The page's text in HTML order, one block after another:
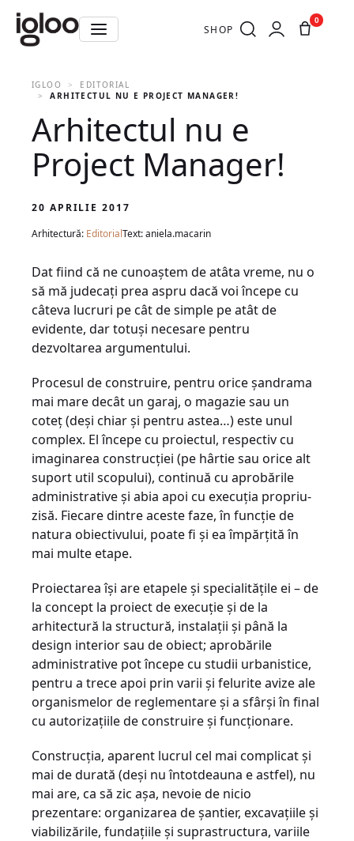
SHOP
0
IGLOO
EDITORIAL
ARHITECTUL NU E PROJECT MANAGER!
Arhitectul nu e
Project Manager!
20 APRILIE 2017
Arhitectură: EditorialText: aniela.macarin
Dat fiind că ne cunoaștem de atâta vreme, nu o
să mă judecați prea aspru dacă voi începe cu
câteva lucruri pe cât de simple pe atât de
evidente, dar totuși necesare pentru
dezvoltarea argumentului.
Procesul de construire, pentru orice șandrama
mai mare decât un garaj, o magazie sau un
coteț (deși chiar și pentru astea…) este unul
complex. El începe cu proiectul, respectiv cu
imaginarea construcției (pe hârtie sau orice alt
suport util scopului), continuă cu aprobările
administrative și abia apoi cu execuția propriu-
zisă. Fiecare dintre aceste faze, în funcție de
natura obiectivului, poate fi și ea împărțită în
mai multe etape.
Proiectarea își are etapele și specialitățile ei – de
la concept la proiect de execuție și de la
arhitectură la structură, instalații și până la
design interior sau de obiect; aprobările
administrative pot începe cu studii urbanistice,
pentru a trece apoi prin varii și felurite avize ale
organismelor de reglementare și a sfârși în final
cu autorizațiile de construire și funcționare.
Construcția, aparent lucrul cel mai complicat și
mai de durată (deși nu întotdeauna e astfel), nu
mai are, ca să zic așa, nevoie de nicio
prezentare: organizarea de șantier, excavațiile și
viabilizările, fundațiile și suprastructura, variile